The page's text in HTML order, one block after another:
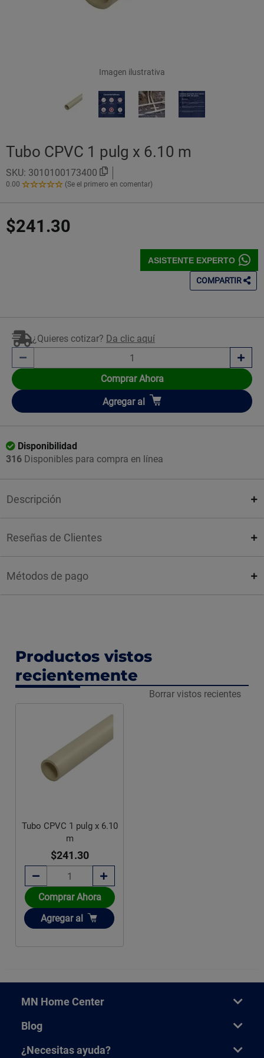
Imagen ilustrativa
Tubo CPVC 1 pulg x 6.10 m
SKU: 3010100173400
0.00
0.00
Estrellas!
(Se el primero en comentar)
$241.30
ASISTENTE EXPERTO
COMPARTIR
¿Quieres cotizar? Da clic aquí
Comprar Ahora
Añadir
Agregar al
Disponibilidad
316 Disponibles para compra en línea
Descripción
Reseñas de Clientes
Métodos de pago
Productos vistos
recientemente
Borrar vistos recientes
Tubo CPVC 1 pulg x 6.10
m
$241.30
Comprar Ahora
Añadir
Agregar al
MN Home Center
Blog
¿Necesitas ayuda?